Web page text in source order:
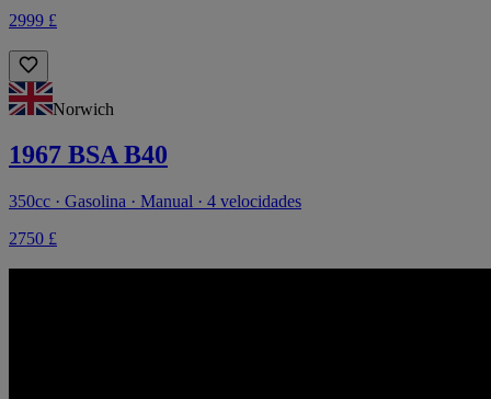
2999 £
Norwich
1967 BSA B40
350cc · Gasolina · Manual · 4 velocidades
2750 £